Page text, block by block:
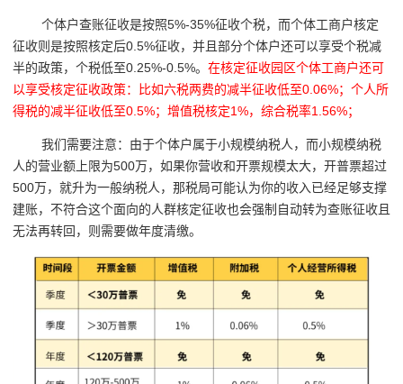
个体户查账征收是按照5%-35%征收个税，而个体工商户核定
征收则是按照核定后0.5%征收，并且部分个体户还可以享受个税减
半的政策，个税低至0.25%-0.5%。 在核定征收园区个体工商户还可
以享受核定征收政策：比如六税两费的减半征收低至0.06%；个人所
得税的减半征收低至0.5%；增值税核定1%，综合税率1.56%；
我们需要注意：由于个体户属于小规模纳税人，而小规模纳税
人的营业额上限为500万，如果你营收和开票规模太大，开普票超过
500万，就升为一般纳税人，那税局可能认为你的收入已经足够支撑
建账，不符合这个面向的人群核定征收也会强制自动转为查账征收且
无法再转回，则需要做年度清缴。